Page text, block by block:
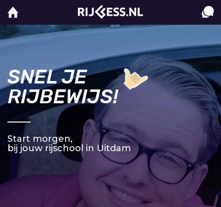
SNEL JE
RIJBEWIJS!
Start morgen,
bij jouw rijschool in Uitdam